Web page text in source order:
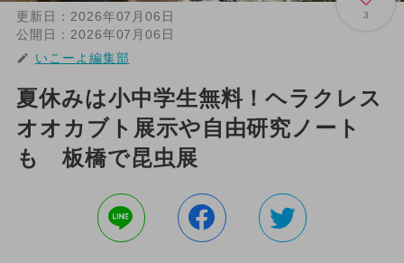
3
更新日： 2026年07月06日
公開日： 2026年07月06日
いこーよ編集部
夏休みは小中学生無料！ヘラクレス
オオカブト展示や自由研究ノート
も 板橋で昆虫展